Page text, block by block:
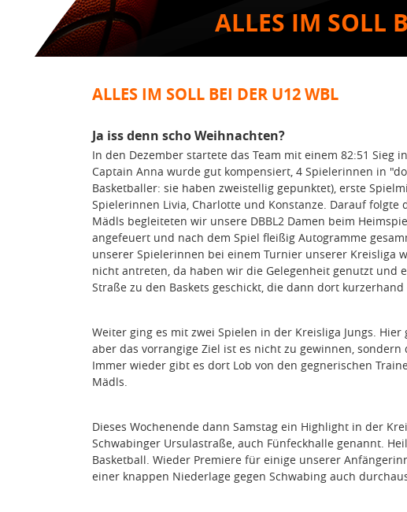
ALLES IM SOLL
ALLES IM SOLL BEI DER U12 WBL
Ja iss denn scho Weihnachten?
In den Dezember startete das Team mit einem 82:51 Sieg
Captain Anna wurde gut kompensiert, 4 Spielerinnen in
Basketballer: sie haben zweistellig gepunktet), erste
Spielerinnen Livia, Charlotte und Konstanze. Darauf
Mädls begleiteten wir unsere DBBL2 Damen beim
angefeuert und nach dem Spiel fleißig Autogramme
unserer Spielerinnen bei einem Turnier unserer Kreisliga
nicht antreten, da haben wir die Gelegenheit genutzt und
Straße zu den Baskets geschickt, die dann dort kurzerhand
Weiter ging es mit zwei Spielen in der Kreisliga Jungs. Hier
aber das vorrangige Ziel ist es nicht zu gewinnen, sondern
Immer wieder gibt es dort Lob von den gegnerischen
Mädls.
Dieses Wochenende dann Samstag ein Highlight in der
Schwabinger Ursulastraße, auch Fünfeckhalle genannt.
Basketball. Wieder Premiere für einige unserer
einer knappen Niederlage gegen Schwabing auch